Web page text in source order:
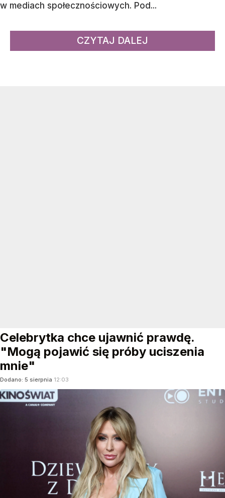
w mediach społecznościowych. Pod...
CZYTAJ DALEJ
Celebrytka chce ujawnić prawdę.
"Mogą pojawić się próby uciszenia
mnie"
Dodano: 5 sierpnia 12:03